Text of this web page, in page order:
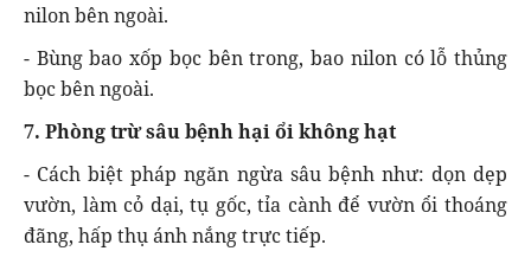
nilon bên ngoài.
- Bùng bao xốp bọc bên trong, bao nilon có lỗ thủng
bọc bên ngoài.
7. Phòng trừ sâu bệnh hại ổi không hạt
- Cách biệt pháp ngăn ngừa sâu bệnh như: dọn dẹp
vườn, làm cỏ dại, tụ gốc, tỉa cành để vườn ổi thoáng
đãng, hấp thụ ánh nắng trực tiếp.